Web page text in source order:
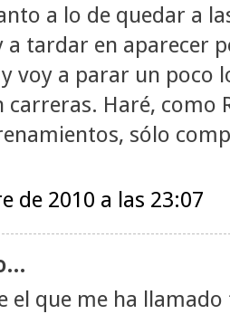
a lo de quedar a
a tardar en aparecer
voy a parar un poco
carreras. Haré, como
sólo
de 2010 a las 23:07
el que me ha